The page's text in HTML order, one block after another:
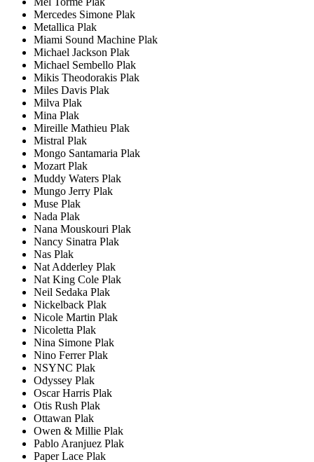
Mercedes Simone Plak
Metallica Plak
Miami Sound Machine Plak
Michael Jackson Plak
Michael Sembello Plak
Mikis Theodorakis Plak
Miles Davis Plak
Milva Plak
Mina Plak
Mireille Mathieu Plak
Mistral Plak
Mongo Santamaria Plak
Mozart Plak
Muddy Waters Plak
Mungo Jerry Plak
Muse Plak
Nada Plak
Nana Mouskouri Plak
Nancy Sinatra Plak
Nas Plak
Nat Adderley Plak
Nat King Cole Plak
Neil Sedaka Plak
Nickelback Plak
Nicole Martin Plak
Nicoletta Plak
Nina Simone Plak
Nino Ferrer Plak
NSYNC Plak
Odyssey Plak
Oscar Harris Plak
Otis Rush Plak
Ottawan Plak
Owen & Millie Plak
Pablo Aranjuez Plak
Paper Lace Plak